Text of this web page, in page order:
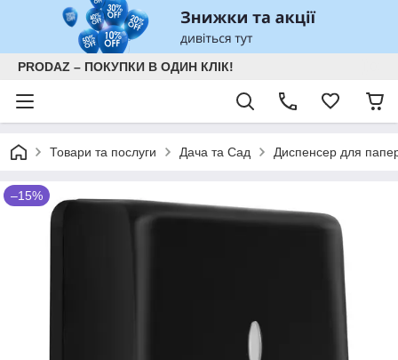
PRODAZ – ПОКУПКИ В ОДИН КЛІК!
Товари та послуги Дача та Сад Диспенсер для
–15%